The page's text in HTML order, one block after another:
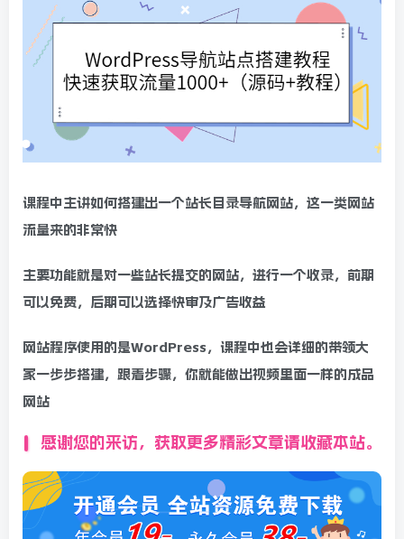
课程中主讲如何搭建出一个站长目录导航网站，这一类网站
流量来的非常快
主要功能就是对一些站长提交的网站，进行一个收录，前期
可以免费，后期可以选择快审及广告收益
网站程序使用的是WordPress，课程中也会详细的带领大
家一步步搭建，跟着步骤，你就能做出视频里面一样的成品
网站
感谢您的来访，获取更多精彩文章请收藏本站。